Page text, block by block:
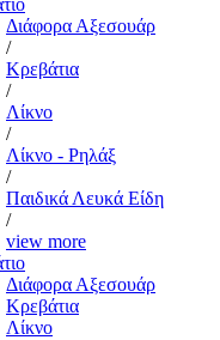
Διάφορα Αξεσουάρ
/
Κρεβάτια
/
Λίκνο
/
Λίκνο - Ρηλάξ
/
Παιδικά Λευκά Είδη
/
view more
Διάφορα Αξεσουάρ
Κρεβάτια
Λίκνο